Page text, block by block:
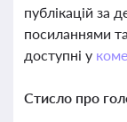
публікацій за
посиланнями
доступні у
Стисло про